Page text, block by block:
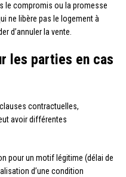
le compromis ou la promesse
ne libère pas le logement à
d’annuler la vente.
les parties en cas
contractuelles,
avoir différentes
pour un motif légitime (délai de
d’une condition